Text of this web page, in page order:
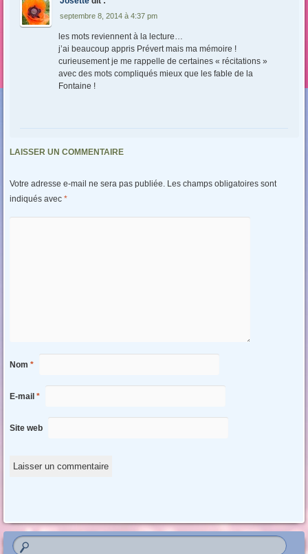
septembre 8, 2014 à 4:37 pm
les mots reviennent à la lecture…
j’ai beaucoup appris Prévert mais ma mémoire !
curieusement je me rappelle de certaines « récitations »
avec des mots compliqués mieux que les fable de la
Fontaine !
LAISSER UN COMMENTAIRE
Votre adresse e-mail ne sera pas publiée. Les champs obligatoires sont
indiqués avec *
Nom *
E-mail *
Site web